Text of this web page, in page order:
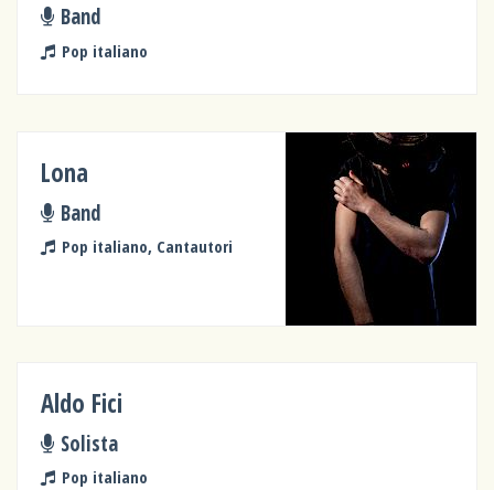
Band
Pop italiano
Lona
Band
Pop italiano, Cantautori
Aldo Fici
Solista
Pop italiano